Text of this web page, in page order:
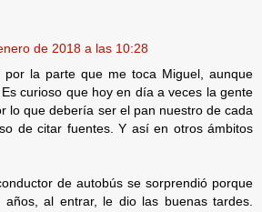
de 2018 a las 10:28
por la parte que me toca Miguel, aunque
curioso que hoy en día a veces la gente
lo que debería ser el pan nuestro de cada
de citar fuentes. Y así en otros ámbitos
de autobús se sorprendió porque
al entrar, le dio las buenas tardes.